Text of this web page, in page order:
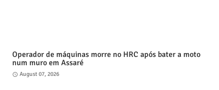
Operador de máquinas morre no HRC após bater a moto
num muro em Assaré
August 07, 2026